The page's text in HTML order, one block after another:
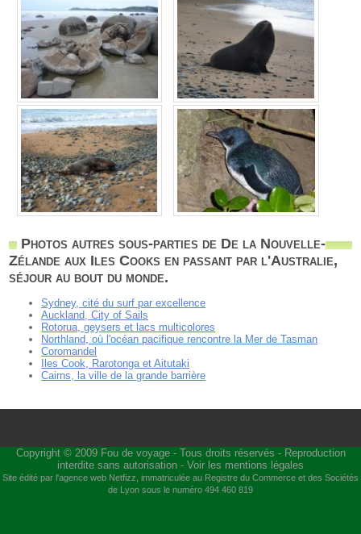
Photos autres sous-parties de De la Nouvelle-
Zélande aux Iles Cooks en passant par l'Australie,
séjour au bout du monde.
Sydney, cité du surf par excellence
Auckland, City of Sails
Rotorua, geysers et lacs multicolores
Northland, où l'océan pacifique rencontre la Mer de Tasman
Coromandel
Iles Cook, Rarotonga et Aitutaki
Cairns, la ville de la grande barrière
Copyright © 2009 Fou de voyage- Tous droits réservés - Reproduction
interdite sans autorisation - Voir les mentions légales
Site édité par l'agence web Netfizz , immatriculée au Registre du Commerce et des Sociétés
de Lyon sous le numéro 494 460 819